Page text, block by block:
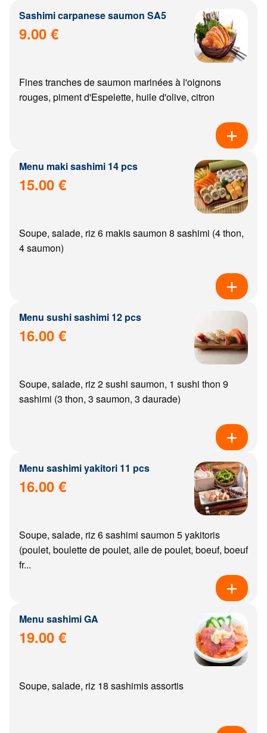
Sashimi carpanese saumon SA5
9.00 €
Fines tranches de saumon marinées à l'oignons
rouges, piment d'Espelette, huile d'olive, citron
Menu maki sashimi 14 pcs
15.00 €
Soupe, salade, riz 6 makis saumon 8 sashimi (4 thon,
4 saumon)
Menu sushi sashimi 12 pcs
16.00 €
Soupe, salade, riz 2 sushi saumon, 1 sushi thon 9
sashimi (3 thon, 3 saumon, 3 daurade)
Menu sashimi yakitori 11 pcs
16.00 €
Soupe, salade, riz 6 sashimi saumon 5 yakitoris
(poulet, boulette de poulet, aile de poulet, boeuf, boeuf
fr...
Menu sashimi GA
19.00 €
Soupe, salade, riz 18 sashimis assortis